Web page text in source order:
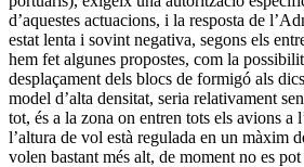
d’aquestes actuacions, i la resposta de
estat lenta i sovint negativa, segons els
hem fet algunes propostes, com la
desplaçament dels blocs de formigó als
model d’alta densitat, seria relativament
tot, és a la zona on entren tots els avions a
l’altura de vol està regulada en un màxim
volen bastant més alt, de moment no es